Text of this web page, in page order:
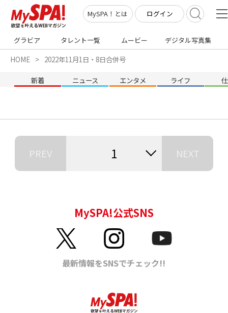
MySPA！とは ログイン
グラビア タレント一覧 ムービー デジタル写真集
HOME 2022年11月1日・8日合併号
新着 ニュース エンタメ ライフ
PREV 1 NEXT